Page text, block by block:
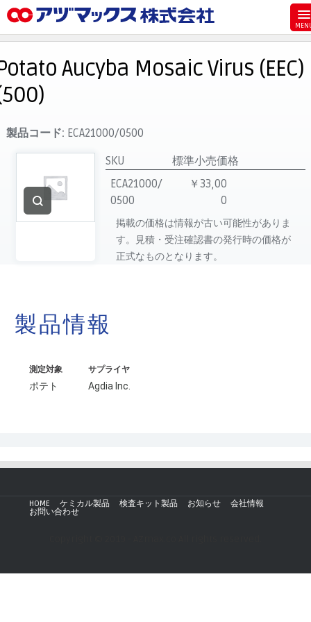
お気に入り
お買い物カゴ
ご注文
マイページ
主要取扱ブランド
代理店一覧
製品検索
Aucyba Mosaic Virus (EEC)
製品コード: ECA21000/0500
SKU
標準小売価格
ECA21000/
0500
￥33,00
0
掲載の価格は情報が古い可能性がありま
す。見積・受注確認書の発行時の価格が
正式なものとなります。
製品情報
測定対象
ポテト
サプライヤ
Agdia Inc.
HOME ケミカル製品 検査キット製品 お知らせ
会社情報
お問い合わせ